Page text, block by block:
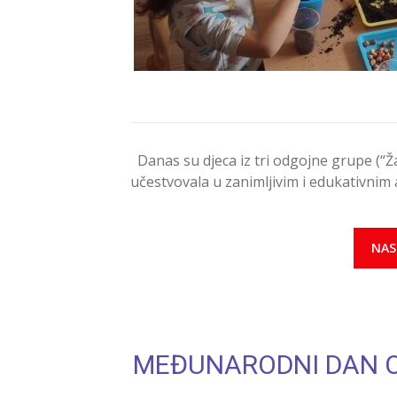
Danas su djeca iz tri odgojne grupe
učestvovala u zanimljivim i
MEĐUNARODNI DAN